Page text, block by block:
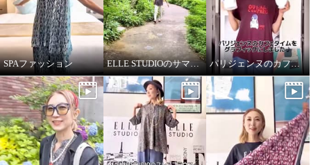
SPAファッション ELLE STUDIOのサマーTシャツ パリジェンヌのカフェタイム